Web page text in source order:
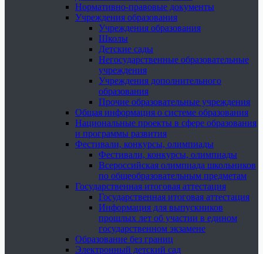
Нормативно-правовые документы
Учреждения образования
Учреждения образования
Школы
Детские сады
Негосударственные образовательные
учреждения
Учреждения дополнительного
образования
Прочие образовательные учреждения
Общая информация о системе образования
Национальные проекты в сфере образования
и программы развития
Фестивали, конкурсы, олимпиады
Фестивали, конкурсы, олимпиады
Всероссийская олимпиада школьников
по общеобразовательным предметам
Государственная итоговая аттестация
Государственная итоговая аттестация
Информация для выпускников
прошлых лет об участии в едином
государственном экзамене
Образование без границ
Электронный детский сад